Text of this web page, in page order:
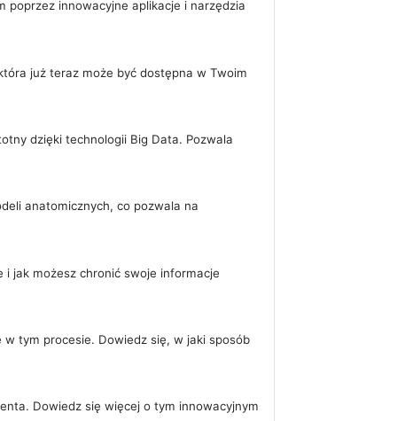
innowacyjne aplikacje i narzędzia
już teraz może być dostępna w Twoim
dzięki technologii Big Data. Pozwala
anatomicznych, co pozwala na
jak możesz chronić swoje informacje
tym procesie. Dowiedz się, w jaki sposób
Dowiedz się więcej o tym innowacyjnym